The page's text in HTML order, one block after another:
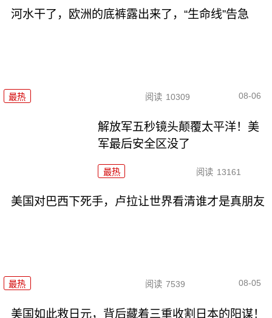
河水干了，欧洲的底裤露出来了，“生命线”告急
最热 阅读 10309 08-06
解放军五秒镜头颠覆太平洋！美
军最后安全区没了
最热 阅读 13161
美国对巴西下死手，卢拉让世界看清谁才是真朋友
最热 阅读 7539 08-05
美国如此救日元，背后藏着三重收割日本的阳谋！